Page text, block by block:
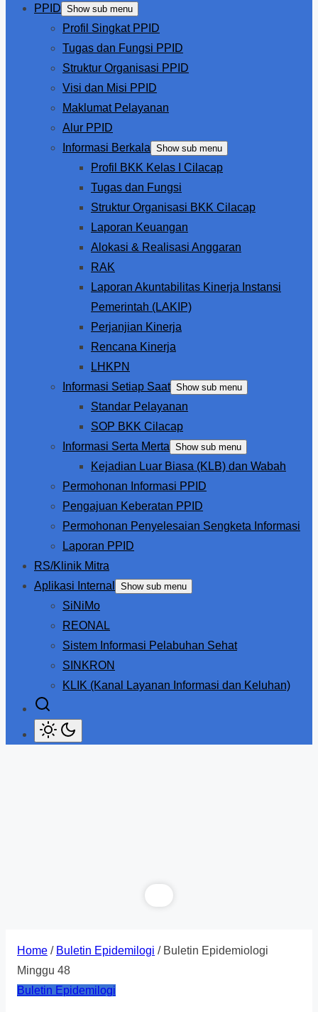
PPID Show sub menu
Profil Singkat PPID
Tugas dan Fungsi PPID
Struktur Organisasi PPID
Visi dan Misi PPID
Maklumat Pelayanan
Alur PPID
Informasi Berkala Show sub menu
Profil BKK Kelas I Cilacap
Tugas dan Fungsi
Struktur Organisasi BKK Cilacap
Laporan Keuangan
Alokasi & Realisasi Anggaran
RAK
Laporan Akuntabilitas Kinerja Instansi
Pemerintah (LAKIP)
Perjanjian Kinerja
Rencana Kinerja
LHKPN
Informasi Setiap Saat Show sub menu
Standar Pelayanan
SOP BKK Cilacap
Informasi Serta Merta Show sub menu
Kejadian Luar Biasa (KLB) dan Wabah
Permohonan Informasi PPID
Pengajuan Keberatan PPID
Permohonan Penyelesaian Sengketa Informasi
Laporan PPID
RS/Klinik Mitra
Aplikasi Internal
Show sub menu
SiNiMo
REONAL
Sistem Informasi Pelabuhan Sehat
SINKRON
KLIK (Kanal Layanan Informasi dan Keluhan)
Home / Buletin Epidemilogi / Buletin Epidemiologi
Minggu 48
Buletin Epidemilogi